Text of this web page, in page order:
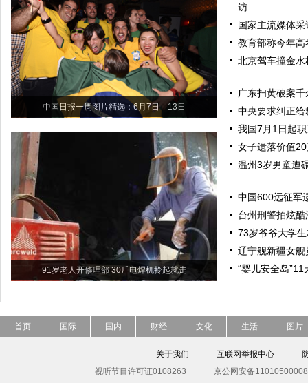
中国日报一周图片精选：6月7日—13日
91岁老人开修理部 30斤电焊机拎起就走
访
国家主流媒体
教育部称今年
北京驾车撞金
广东扫黄破案
中央要求纠正
我国7月1日起
女子遗落价值
温州3岁男童遭
中国600远征军
台州刑警拍炫
73岁爷爷大学
辽宁舰新疆女
“婴儿安全岛
首页 国际 国内 财经 文化 生活 图片
关于我们 互联网举报中心
视听节目许可证0108263
京公网安备